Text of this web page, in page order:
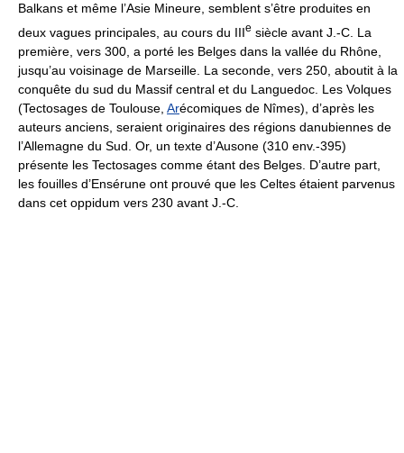
Balkans et même l’Asie Mineure, semblent s’être produites en
deux vagues principales, au cours du IIIe siècle avant J.-C. La
première, vers 300, a porté les Belges dans la vallée du Rhône,
jusqu’au voisinage de Marseille. La seconde, vers 250, aboutit à la
conquête du sud du Massif central et du Languedoc. Les Volques
(Tectosages de Toulouse, Arécomiques de Nîmes), d’après les
auteurs anciens, seraient originaires des régions danubiennes de
l’Allemagne du Sud. Or, un texte d’Ausone (310 env.-395)
présente les Tectosages comme étant des Belges. D’autre part,
les fouilles d’Ensérune ont prouvé que les Celtes étaient parvenus
dans cet oppidum vers 230 avant J.-C.